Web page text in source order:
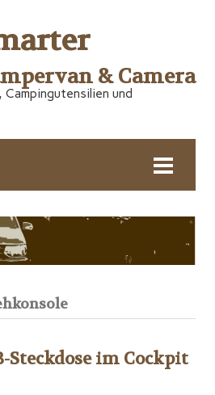
& Camera
und
Steckdose im Cockpit